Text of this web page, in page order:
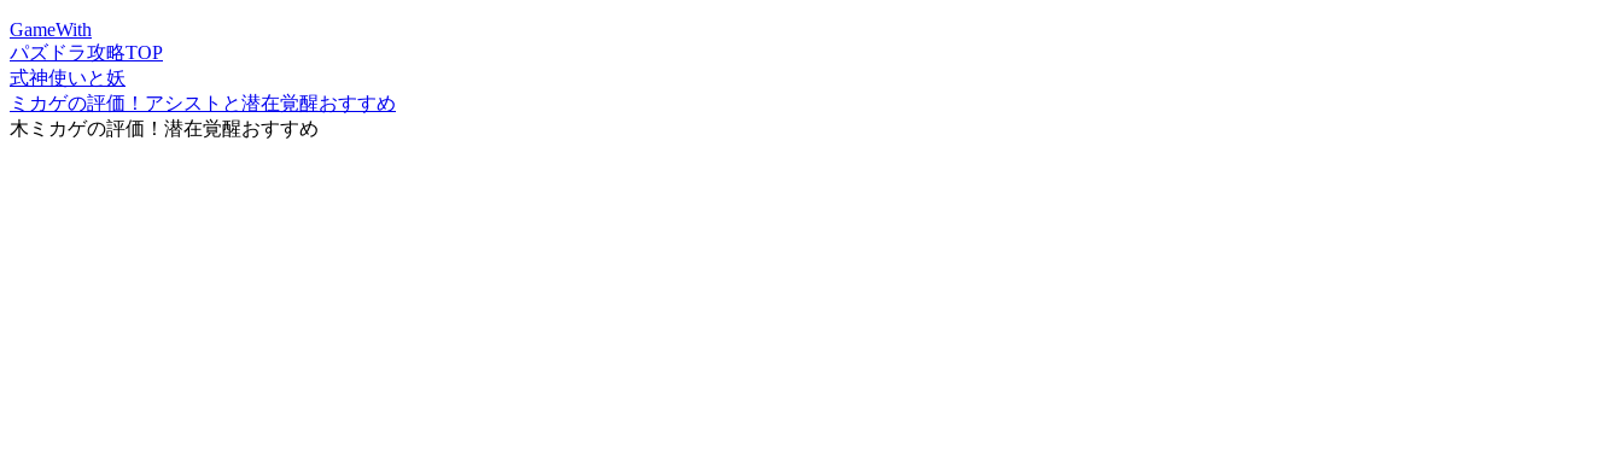
GameWith
パズドラ攻略TOP
式神使いと妖
ミカゲの評価！アシストと潜在覚醒おすすめ
木ミカゲの評価！潜在覚醒おすすめ